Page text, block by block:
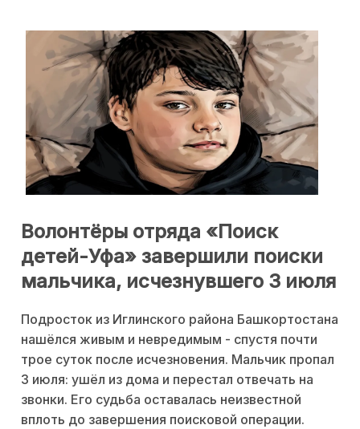
Волонтёры отряда «Поиск
детей-Уфа» завершили поиски
мальчика, исчезнувшего 3 июля
Подросток из Иглинского района Башкортостана
нашёлся живым и невредимым - спустя почти
трое суток после исчезновения. Мальчик пропал
3 июля: ушёл из дома и перестал отвечать на
звонки. Его судьба оставалась неизвестной
вплоть до завершения поисковой операции.